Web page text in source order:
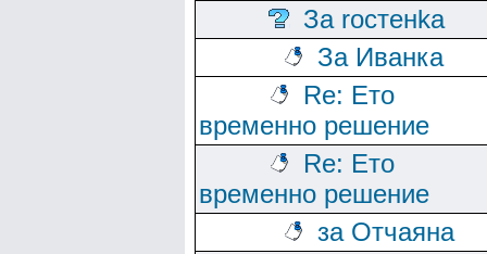
За rocтeнka
За Иванка
Re: Ето
временно решение
Re: Ето
временно решение
за Отчаяна